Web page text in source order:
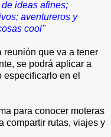
ideas afines;
aventureros y
cool"
reunión que va a tener
se podrá aplicar a
en el
para conocer moteras
compartir rutas, viajes y